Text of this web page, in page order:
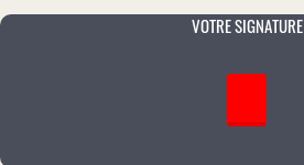
VOTRE SIGNATURE